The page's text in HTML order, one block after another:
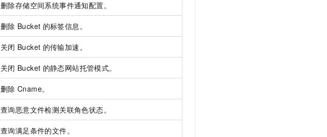
删除存储空间系统事件通知配置。
删除 Bucket 的标签信息。
关闭 Bucket 的传输加速。
关闭 Bucket 的静态网站托管模式。
删除 Cname。
查询恶意文件检测关联角色状态。
查询满足条件的文件。